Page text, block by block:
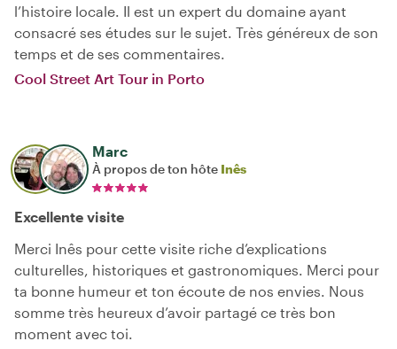
l’histoire locale. Il est un expert du domaine ayant
consacré ses études sur le sujet. Très généreux de son
temps et de ses commentaires.
Cool Street Art Tour in Porto
Marc
À propos de ton hôte Inês
Excellente visite
Merci Inês pour cette visite riche d’explications
culturelles, historiques et gastronomiques. Merci pour
ta bonne humeur et ton écoute de nos envies. Nous
somme très heureux d’avoir partagé ce très bon
moment avec toi.